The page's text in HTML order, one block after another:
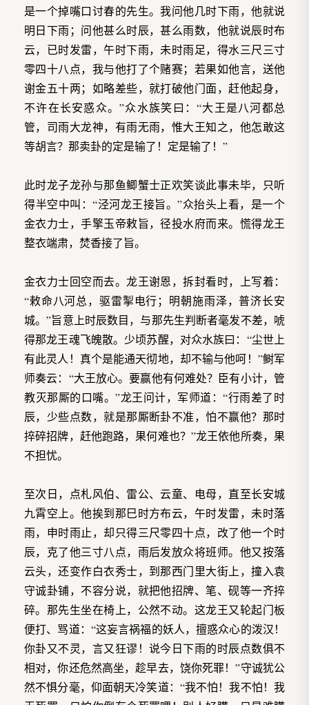
是一个掉嘴口讨春的先生。我问他几时下雨，他就说
明日下雨；问他甚么时辰，甚么雨数，他就说辰时布
云，已时发雷，午时下雨，未时雨足，得水三尺三寸
零四十八点，我与他打了个赌赛；若果如他言，送他
谢金五十两；如略差些，就打破他门面，赶他起身，
不许在长安惑众。”众水族笑曰：“大王是八河都总
管，司雨大龙神，有雨无雨，惟大王知之，他怎敢这
等胡言？那卖卦的定是输了！定是输了！”
此时龙子龙孙与那鱼鲫蟹士正欢笑谈此事未毕，只听
得半空中叫：“泾河龙王接旨。”众抬头上看，是一个
金衣力士，手擎玉帝敕旨，径投水府而来。慌得龙王
整衣端肃，焚香接了旨。
金衣力士回空而去。龙王谢恩，拆封看时，上写着：
“敕命八河总，驱雷掣电行；明朝施雨泽，普济长安
城。”旨意上时辰数目，与那先生判断者毫发不差，唬
得那龙王魂飞魄散。少顷苏醒，对众水族曰：“尘世上
有此灵人！真个是能通天彻地，却不输与他呵！”鲥军
师奏云：“大王放心。要赢他有何难处？臣有小计，管
教灭那厮的口嘴。”龙王问计，军师道：“行雨差了时
辰，少些点数，就是那厮断卦不准，怕不赢他？那时
捽碎招牌，赶他跑路，果何难也？”龙王依他所奏，果
不担忧。
至次日，点札风伯、雷公、云童、电母，直至长安城
九霄空上。他挨到那巳时方布云，午时发雷，未时落
雨，申时雨止，却只得三尺零四十点，改了他一个时
辰，克了他三寸八点，雨后发放众将班师。他又按落
云头，还变作白衣秀士，到那西门里大街上，撞入袁
守诚卦铺，不容分说，就把他招牌、笔、砚等一齐捽
碎。那先生坐在椅上，公然不动。这龙王又轮起门板
便打、骂道：“这妄言祸福的妖人，擅惑众心的泼汉！
你卦又不灵，言又狂谬！说今日下雨的时辰点数俱不
相对，你还危然高坐，趁早去，饶你死罪！”守诚犹公
然不惧分毫，仰面朝天冷笑道：“我不怕！我不怕！我